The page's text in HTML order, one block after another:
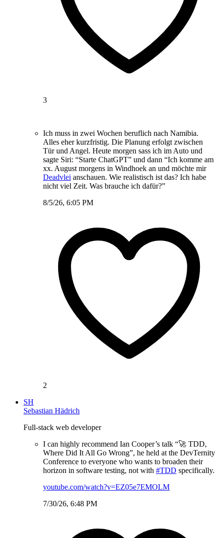
3
Ich muss in zwei Wochen beruflich nach Namibia.
Alles eher kurzfristig. Die Planung erfolgt zwischen
Tür und Angel. Heute morgen sass ich im Auto und
sagte Siri: “Starte ChatGPT” und dann “Ich komme am
xx. August morgens in Windhoek an und möchte mir
Deadvlei anschauen. Wie realistisch ist das? Ich habe
nicht viel Zeit. Was brauche ich dafür?”
8/5/26, 6:05 PM
2
SH
Sebastian Hädrich
Full-stack web developer
I can highly recommend Ian Cooper’s talk “🚀 TDD,
Where Did It All Go Wrong”, he held at the DevTernity
Conference to everyone who wants to broaden their
horizon in software testing, not with #TDD specifically.
youtube.com/watch?v=EZ05e7EMOLM
7/30/26, 6:48 PM